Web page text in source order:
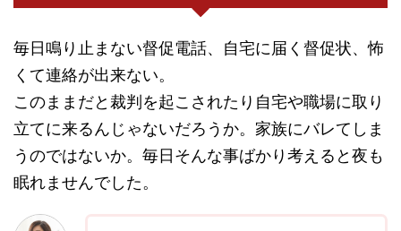
毎日鳴り止まない督促電話、自宅に届く督促状、怖
くて連絡が出来ない。
このままだと裁判を起こされたり自宅や職場に取り
立てに来るんじゃないだろうか。家族にバレてしま
うのではないか。毎日そんな事ばかり考えると夜も
眠れませんでした。